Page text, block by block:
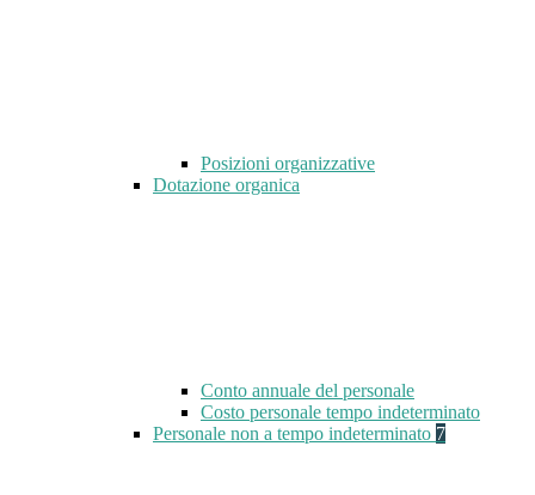
Posizioni organizzative
Dotazione organica
Conto annuale del personale
Costo personale tempo indeterminato
Personale non a tempo indeterminato 7